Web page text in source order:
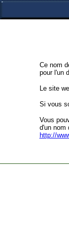
Ce nom
pour l'un
Le site
Si vous
Vous
d'un nom
http://